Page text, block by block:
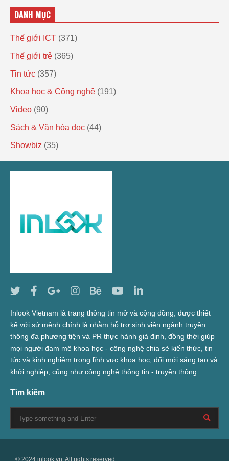
DANH MỤC
Thế giới ICT (371)
Thế giới trẻ (365)
Tin tức (357)
Khoa học & Công nghệ (191)
Video (90)
Sách & Văn hóa đọc (44)
Showbiz (35)
Inlook Vietnam là trang thông tin mở và cộng đồng, được thiết
kế với sứ mệnh chính là nhằm hỗ trợ sinh viên ngành truyền
thông đa phương tiện và PR thực hành giả định, đồng thời giúp
mọi người đam mê khoa học - công nghệ chia sẻ kiến thức, tin
tức và kinh nghiệm trong lĩnh vực khoa học, đổi mới sáng tạo và
khởi nghiệp, cũng như công nghệ thông tin - truyền thông.
Tìm kiếm
© 2024 inlook.vn. All rights reserved.